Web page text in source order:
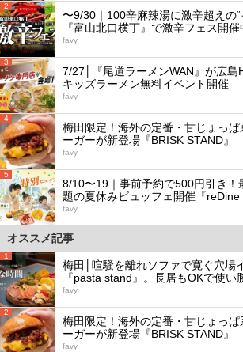
2
〜9/30｜100辛麻辣湯に激辛超えの“
『富山北口横丁』で激辛フェス開催
favy
3
7/27│『尾道ラーメンWAN』が広島
キッズラーメン無料イベント開催
favy
4
梅田限定！海外の定番・甘じょっ
ーガーが新登場『BRISK STAND』
favy
5
8/10〜19｜事前予約で500円引き！
題の夏休みビュッフェ開催『reDine
favy
オススメ記事
1
梅田│喧騒を離れソファで寛ぐ穴場
『pasta stand』。長居もOKで使い
favy
2
梅田限定！海外の定番・甘じょっ
ーガーが新登場『BRISK STAND』
favy